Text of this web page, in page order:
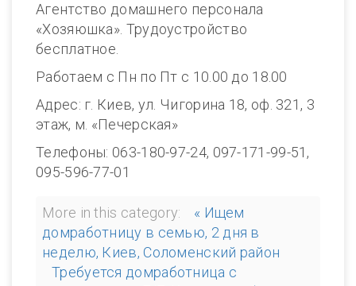
Агентство домашнего персонала
«Хозяюшка». Трудоустройство
бесплатное.
Работаем с Пн по Пт с 10.00 до 18.00
Адрес: г. Киев, ул. Чигорина 18, оф. 321, 3
этаж, м. «Печерская»
Телефоны: 063-180-97-24, 097-171-99-51,
095-596-77-01
More in this category:
« Ищем
домработницу в семью, 2 дня в
неделю, Киев, Соломенский район
Требуется домработница с